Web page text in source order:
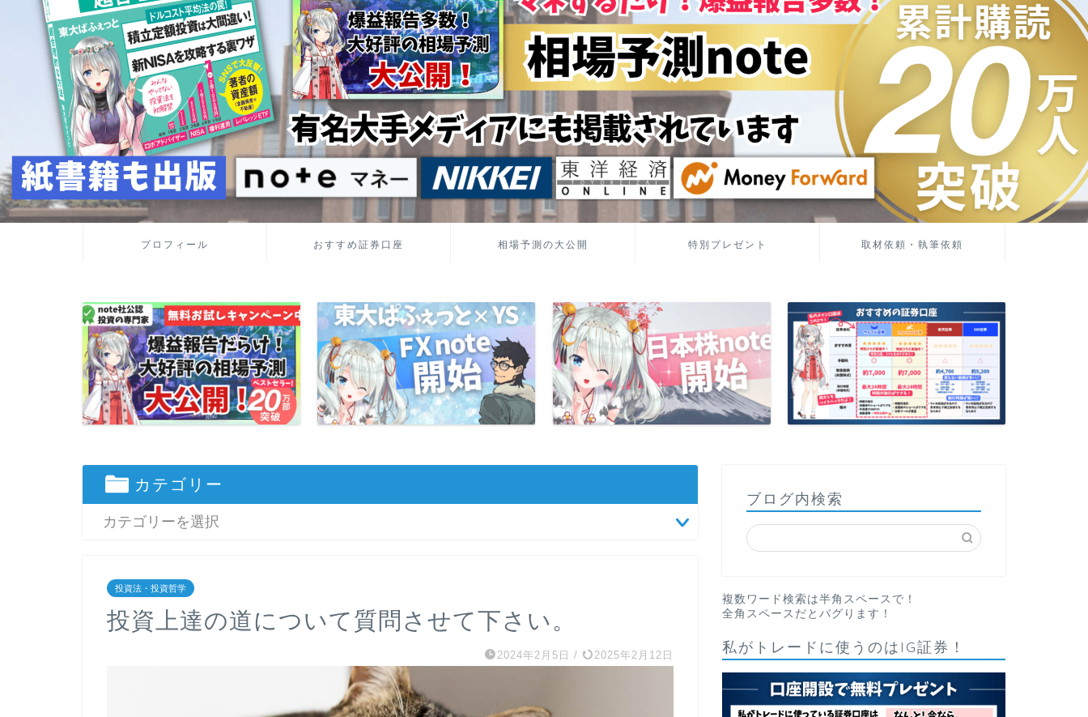
プロフィール おすすめ証券口座 相場予測の大公開 特別プレゼント 取材依頼・執筆依頼
カテゴリー
投資法・投資哲学
投資上達の道について質問させて下さい。
2024年2月5日 / 2025年2月12日
ブログ内検索
複数ワード検索は半角スペースで！
全角スペースだとバグります！
私がトレードに使うのはIG証券！